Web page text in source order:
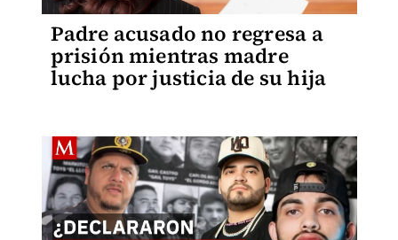
Padre acusado no regresa a
prisión mientras madre
lucha por justicia de su hija